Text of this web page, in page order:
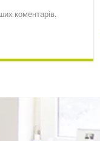
коментарів.